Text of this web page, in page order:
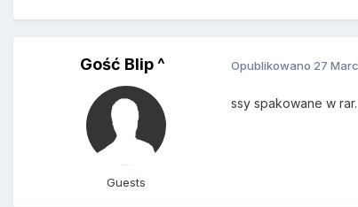
Gość Blip ^
Guests
Opublikowano 27
ssy spakowane w